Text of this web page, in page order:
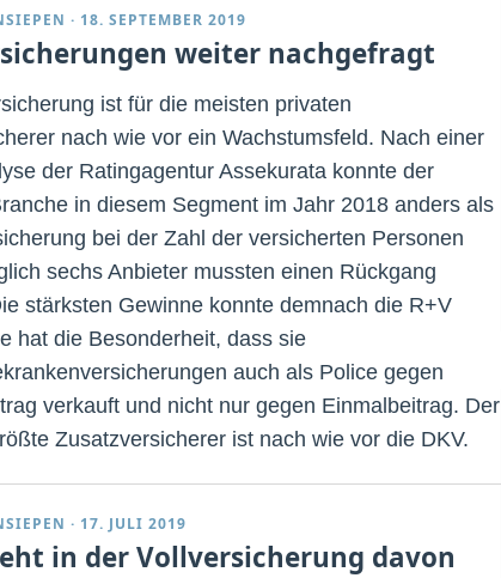
· 18. SEPTEMBER 2019
weiter nachgefragt
ist für die meisten privaten
nach wie vor ein Wachstumsfeld. Nach einer
der Ratingagentur Assekurata konnte der
in diesem Segment im Jahr 2018 anders als
bei der Zahl der versicherten Personen
sechs Anbieter mussten einen Rückgang
stärksten Gewinne konnte demnach die R+V
hat die Besonderheit, dass sie
auch als Police gegen
verkauft und nicht nur gegen Einmalbeitrag. Der
Zusatzversicherer ist nach wie vor die DKV.
· 17. JULI 2019
in der Vollversicherung davon